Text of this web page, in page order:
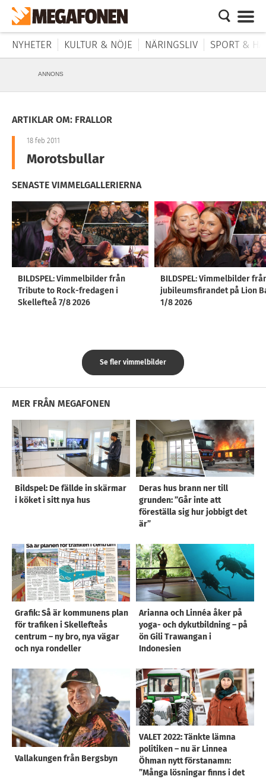
NYHETER KULTUR & NÖJE NÄRINGSLIV SPORT &
ANNONS
ARTIKLAR OM: FRALLOR
18 feb 2011
Morotsbullar
SENASTE VIMMELGALLERIERNA
BILDSPEL: Vimmelbilder från
Tribute to Rock-fredagen i
Skellefteå 7/8 2026
BILDSPEL: Vimmelbilder
jubileumsfirandet på Lion
1/8 2026
Se fler vimmelbilder
MER FRÅN MEGAFONEN
Bildspel: De fällde in skärmar
i köket i sitt nya hus
Deras hus brann ner till
grunden: ”Går inte att
föreställa sig hur jobbigt det
är”
Grafik: Så är kommunens plan
för trafiken i Skellefteås
centrum – ny bro, nya vägar
och nya rondeller
Arianna och Linnéa åker på
yoga- och dykutbildning – på
ön Gili Trawangan i
Indonesien
Vallakungen från Bergsbyn
VALET 2022: Tänkte lämna
politiken – nu är Linnea
Öhman nytt förstanamn:
”Många lösningar finns i det